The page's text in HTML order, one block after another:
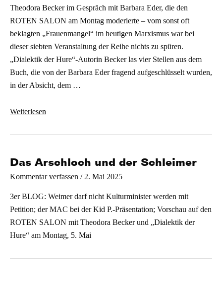
Theodora Becker im Gespräch mit Barbara Eder, die den
ROTEN SALON am Montag moderierte – vom sonst oft
beklagten „Frauenmangel“ im heutigen Marxismus war bei
dieser siebten Veranstaltung der Reihe nichts zu spüren.
„Dialektik der Hure“-Autorin Becker las vier Stellen aus dem
Buch, die von der Barbara Eder fragend aufgeschlüsselt wurden,
in der Absicht, dem …
Liebe
Liebe
Weiterlesen
Das Arschloch und der Schleimer
Kommentar verfassen / 2. Mai 2025
3er BLOG: Weimer darf nicht Kulturminister werden mit
Petition; der MAC bei der Kid P.-Präsentation; Vorschau auf den
ROTEN SALON mit Theodora Becker und „Dialektik der
Hure“ am Montag, 5. Mai